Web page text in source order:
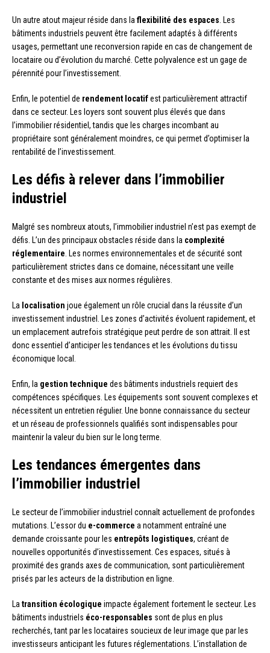
Un autre atout majeur réside dans la flexibilité des espaces . Les
bâtiments industriels peuvent être facilement adaptés à différents
usages, permettant une reconversion rapide en cas de changement de
locataire ou d’évolution du marché. Cette polyvalence est un gage de
pérennité pour l’investissement.
Enfin, le potentiel de rendement locatifest particulièrement attractif
dans ce secteur. Les loyers sont souvent plus élevés que dans
l’immobilier résidentiel, tandis que les charges incombant au
propriétaire sont généralement moindres, ce qui permet d’optimiser la
rentabilité de l’investissement.
Les défis à relever dans l’immobilier
industriel
Malgré ses nombreux atouts, l’immobilier industriel n’est pas exempt de
défis. L’un des principaux obstacles réside dans la complexité
réglementaire . Les normes environnementales et de sécurité sont
particulièrement strictes dans ce domaine, nécessitant une veille
constante et des mises aux normes régulières.
La localisation joue également un rôle crucial dans la réussite d’un
investissement industriel. Les zones d’activités évoluent rapidement, et
un emplacement autrefois stratégique peut perdre de son attrait. Il est
donc essentiel d’anticiper les tendances et les évolutions du tissu
économique local.
Enfin, la gestion technique des bâtiments industriels requiert des
compétences spécifiques. Les équipements sont souvent complexes et
nécessitent un entretien régulier. Une bonne connaissance du secteur
et un réseau de professionnels qualifiés sont indispensables pour
maintenir la valeur du bien sur le long terme.
Les tendances émergentes dans
l’immobilier industriel
Le secteur de l’immobilier industriel connaît actuellement de profondes
mutations. L’essor du e-commerce a notamment entraîné une
demande croissante pour les entrepôts logistiques, créant de
nouvelles opportunités d’investissement. Ces espaces, situés à
proximité des grands axes de communication, sont particulièrement
prisés par les acteurs de la distribution en ligne.
La transition écologique impacte également fortement le secteur. Les
bâtiments industriels éco-responsables sont de plus en plus
recherchés, tant par les locataires soucieux de leur image que par les
investisseurs anticipant les futures réglementations. L’installation de